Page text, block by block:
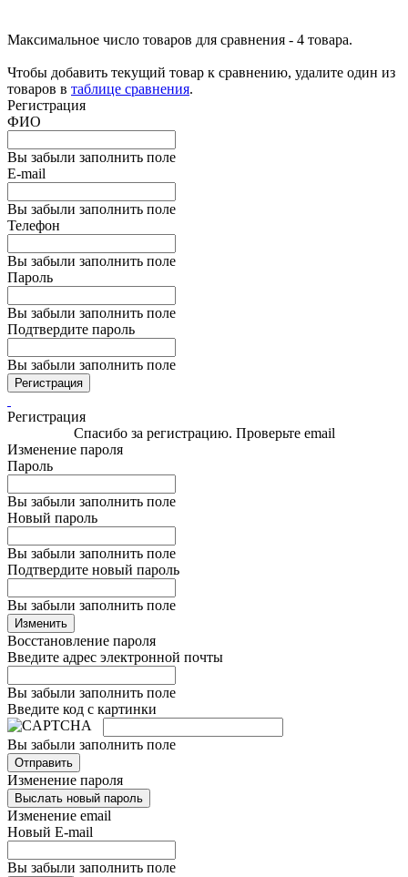
Максимальное число товаров для сравнения - 4 товара.
Чтобы добавить текущий товар к сравнению, удалите один из
товаров в таблице сравнения.
Регистрация
ФИО
Вы забыли заполнить поле
E-mail
Вы забыли заполнить поле
Телефон
Вы забыли заполнить поле
Пароль
Вы забыли заполнить поле
Подтвердите пароль
Вы забыли заполнить поле
Регистрация
Регистрация
Спасибо за регистрацию. Проверьте email
Изменение пароля
Пароль
Вы забыли заполнить поле
Новый пароль
Вы забыли заполнить поле
Подтвердите новый пароль
Вы забыли заполнить поле
Изменить
Восстановление пароля
Введите адрес электронной почты
Вы забыли заполнить поле
Введите код с картинки
Вы забыли заполнить поле
Отправить
Изменение пароля
Выслать новый пароль
Изменение email
Новый E-mail
Вы забыли заполнить поле